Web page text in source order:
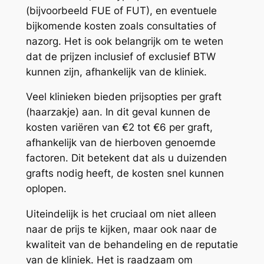
(bijvoorbeeld FUE of FUT), en eventuele
bijkomende kosten zoals consultaties of
nazorg. Het is ook belangrijk om te weten
dat de prijzen inclusief of exclusief BTW
kunnen zijn, afhankelijk van de kliniek.
Veel klinieken bieden prijsopties per graft
(haarzakje) aan. In dit geval kunnen de
kosten variëren van €2 tot €6 per graft,
afhankelijk van de hierboven genoemde
factoren. Dit betekent dat als u duizenden
grafts nodig heeft, de kosten snel kunnen
oplopen.
Uiteindelijk is het cruciaal om niet alleen
naar de prijs te kijken, maar ook naar de
kwaliteit van de behandeling en de reputatie
van de kliniek. Het is raadzaam om